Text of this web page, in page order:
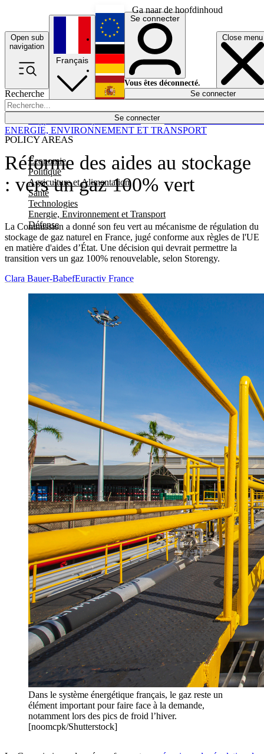
Ga naar de hoofdinhoud
Open sub
navigation
Close menu
Recherche
Se connecter
POLICY AREAS
Economie
Politique
Agriculture et Alimentation
Santé
Technologies
Energie, Environnement et Transport
Défense
Économie
Français
English
Deutsch
Español
Se connecter
Vous êtes déconnecté.
Se connecter
Réforme des aides au stockage
: vers un gaz 100% vert
La Commission a donné son feu vert au mécanisme de régulation du
stockage de gaz naturel en France, jugé conforme aux règles de l'UE
en matière d'aides d’État. Une décision qui devrait permettre la
transition vers un gaz 100% renouvelable, selon Storengy.
ENERGIE, ENVIRONNEMENT ET TRANSPORT
Clara Bauer-BabefEuractiv France
Dans le système énergétique français, le gaz reste un
élément important pour faire face à la demande,
notamment lors des pics de froid l’hiver.
[noomcpk/Shutterstock]